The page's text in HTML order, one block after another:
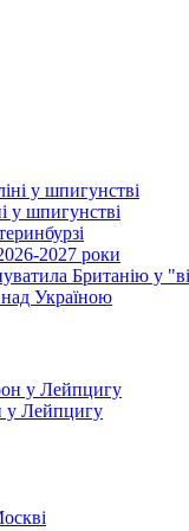
у шпигунстві
2027 роки
Британію у
Україною
у Лейпцигу